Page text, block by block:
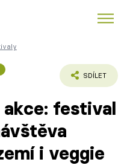
SDÍLET
festival
i veggie